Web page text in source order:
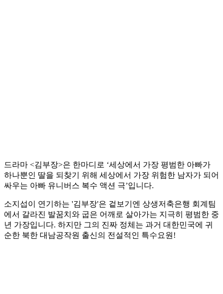
드라마 <김부장>은 한마디로 ‘세상에서 가장 평범한 아빠가
하나뿐인 딸을 되찾기 위해 세상에서 가장 위험한 남자가 되어
싸우는 아빠 유니버스 복수 액션 극’입니다.
소지섭이 연기하는 '김부장'은 겉보기엔 상생저축은행 회계팀
에서 갈라진 발꿈치와 굽은 어깨로 살아가는 지극히 평범한 중
년 가장입니다. 하지만 그의 진짜 정체는 과거 대한민국에 귀
순한 북한 대남공작원 출신의 전설적인 특수요원!